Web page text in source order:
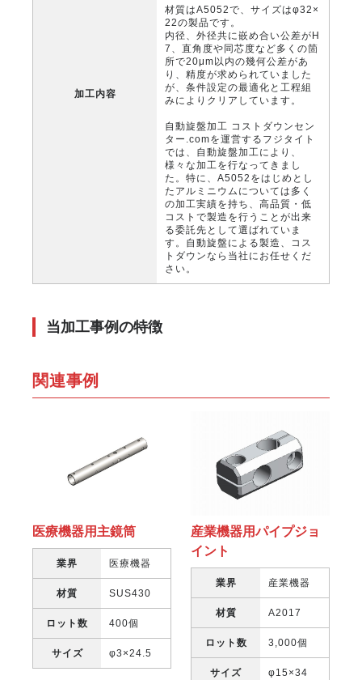
加工内容
材質はA5052で、サイズはφ32×
22の製品です。
内径、外径共に嵌め合い公差がH
7、直角度や同芯度など多くの箇
所で20μm以内の幾何公差があ
り、精度が求められていました
が、条件設定の最適化と工程組
みによりクリアしています。
自動旋盤加工 コストダウンセン
ター.comを運営するフジタイト
では、自動旋盤加工により、
様々な加工を行なってきまし
た。特に、A5052をはじめとし
たアルミニウムについては多く
の加工実績を持ち、高品質・低
コストで製造を行うことが出来
る委託先として選ばれていま
す。自動旋盤による製造、コス
トダウンなら当社にお任せくだ
さい。
当加工事例の特徴
関連事例
医療機器用主鏡筒
業界 医療機器
材質 SUS430
ロット数 400個
サイズ φ3×24.5
産業機器用パイプジョ
イント
業界 産業機器
材質 A2017
ロット数 3,000個
サイズ φ15×34